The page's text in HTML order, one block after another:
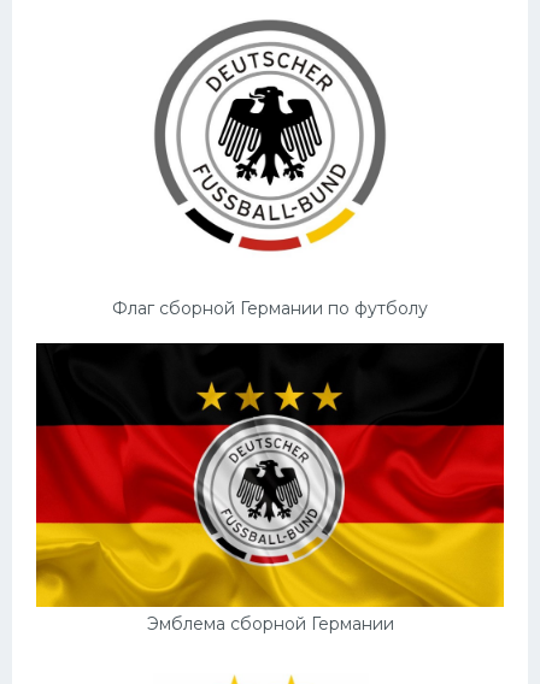
Флаг сборной Германии по футболу
Эмблема сборной Германии